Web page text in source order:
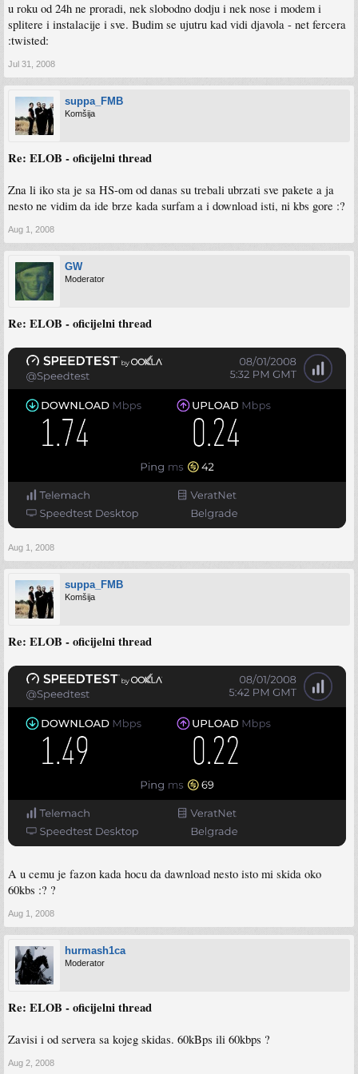
u roku od 24h ne proradi, nek slobodno dodju i nek nose i modem i
splitere i instalacije i sve. Budim se ujutru kad vidi djavola - net fercera
:twisted:
Jul 31, 2008
suppa_FMB
Komšija
Re: ELOB - oficijelni thread
Zna li iko sta je sa HS-om od danas su trebali ubrzati sve pakete a ja
nesto ne vidim da ide brze kada surfam a i download isti, ni kbs gore :?
Aug 1, 2008
GW
Moderator
Re: ELOB - oficijelni thread
Aug 1, 2008
suppa_FMB
Komšija
Re: ELOB - oficijelni thread
A u cemu je fazon kada hocu da dawnload nesto isto mi skida oko
60kbs :? ?
Aug 1, 2008
hurmash1ca
Moderator
Re: ELOB - oficijelni thread
Zavisi i od servera sa kojeg skidas. 60kBps ili 60kbps ?
Aug 2, 2008